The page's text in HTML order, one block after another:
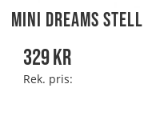
Mini Dreams
329kr
Rek. pris: